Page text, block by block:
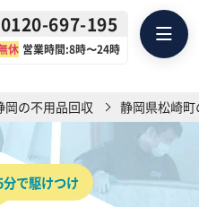
0120-697-195
休 営業時間:8時〜24時
岡の不用品回収 静岡県松崎
で駆けつけ